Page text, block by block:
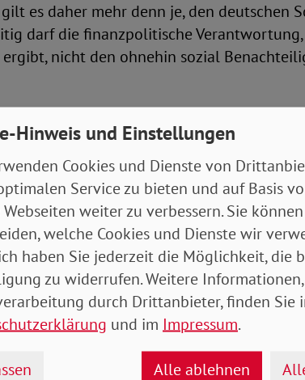
es daher mehr denn je, den deutschen
darf die finanzpolitische
ergibt, nicht den ohnehin sozial
muss daher schnell und
Krisen fit zu machen und den
stärken. Adolf Bauer erklärt: „Der SoVD
Phase des Wahlkampfes mit
halten wir ein ‚Soziales 100-Tage-
notwendig.“
finden SieHIER.
des SoVD finden SieHIER.
Hinweis und Einstellungen
Cookies und Dienste von
Service zu bieten und auf Basis
Webseiten weiter zu verbessern. Sie
welche Cookies und Dienste wir
haben Sie jederzeit die Möglichkeit, die
zu widerrufen. Weitere
durch Drittanbieter, finden Sie
und im Impressum.
Alle ablehnen